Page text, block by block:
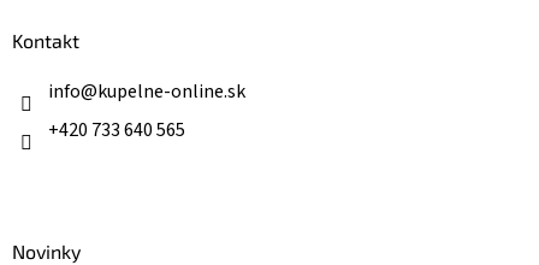
Kontakt
info@kupelne-online.sk
+420 733 640 565
Novinky